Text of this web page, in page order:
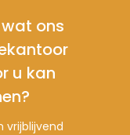
ons
u kan
vrijblijvend